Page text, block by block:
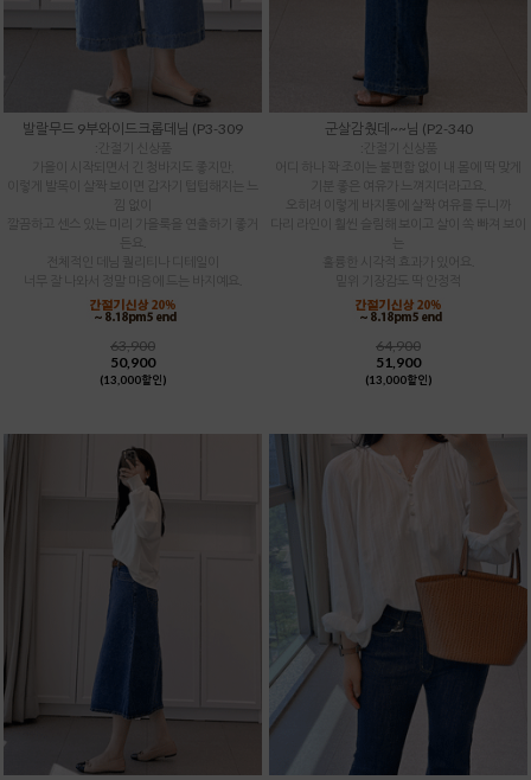
발랄무드 9부와이드크롭데님 (P3-309
:간절기 신상품
가을이 시작되면서 긴 청바지도 좋지만,
낌 없이
깔끔하고 센스 있는 미리 가을룩을 연출하기 좋거
전체적인 데님 퀄리티나 디테일이
63,900
50,900
(13,000할인)
군살감췄데~~님 (P2-340
:간절기 신상품
어디 하나 꽉 조이는 불편함 없이 내 몸에 딱 맞게
기분 좋은 여유가 느껴지더라고요.
오히려 이렇게 바지통에 살짝 여유를 두니까
훌륭한 시각적 효과가 있어요.
64,900
51,900
(13,000할인)